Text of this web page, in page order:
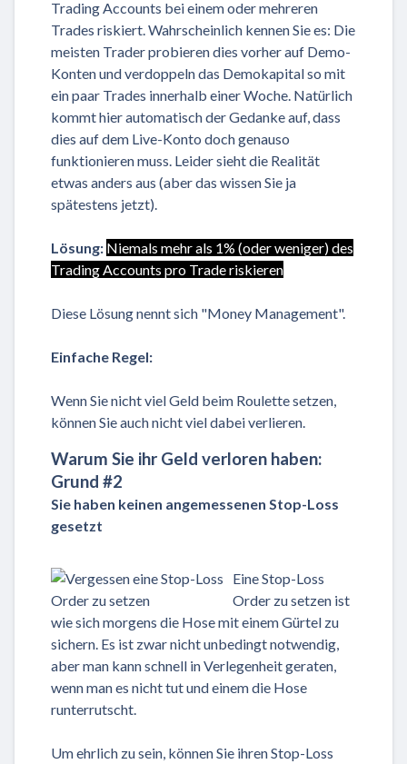
Trading Accounts bei einem oder mehreren
Trades riskiert. Wahrscheinlich kennen Sie es: Die
meisten Trader probieren dies vorher auf Demo-
Konten und verdoppeln das Demokapital so mit
ein paar Trades innerhalb einer Woche. Natürlich
kommt hier automatisch der Gedanke auf, dass
dies auf dem Live-Konto doch genauso
funktionieren muss. Leider sieht die Realität
etwas anders aus (aber das wissen Sie ja
spätestens jetzt).
Lösung: Niemals mehr als 1% (oder weniger) des
Trading Accounts pro Trade riskieren
Diese Lösung nennt sich "Money Management".
Einfache Regel:
Wenn Sie nicht viel Geld beim Roulette setzen,
können Sie auch nicht viel dabei verlieren.
Warum Sie ihr Geld verloren haben:
Grund #2
Sie haben keinen angemessenen Stop-Loss
gesetzt
Eine Stop-Loss
Order zu setzen ist
wie sich morgens die Hose mit einem Gürtel zu
sichern. Es ist zwar nicht unbedingt notwendig,
aber man kann schnell in Verlegenheit geraten,
wenn man es nicht tut und einem die Hose
runterrutscht.
Um ehrlich zu sein, können Sie ihren Stop-Loss